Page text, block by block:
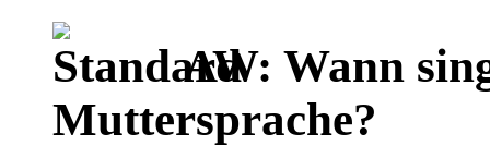
AW: Wann
Muttersprache?